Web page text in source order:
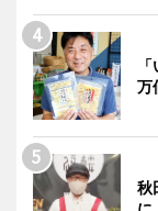
万
秋